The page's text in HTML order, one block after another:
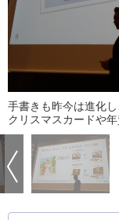
手書きも昨今は進化
クリスマスカードや